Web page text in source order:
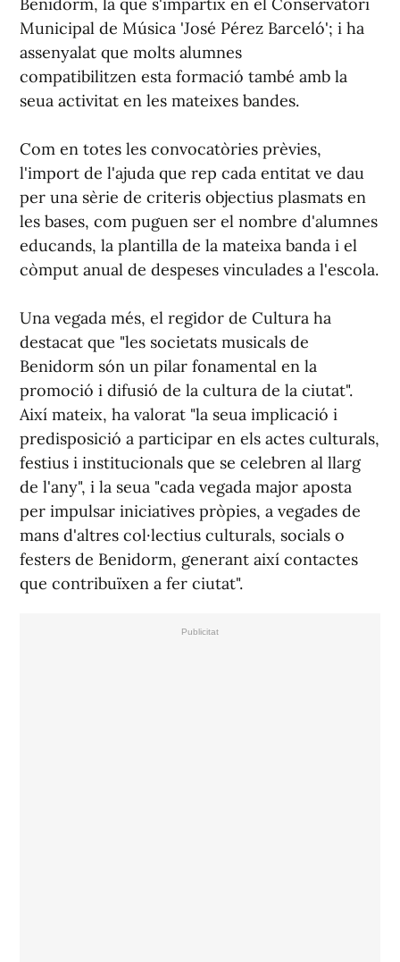
Benidorm, la que s'impartix en el Conservatori
Municipal de Música 'José Pérez Barceló'; i ha
assenyalat que molts alumnes
compatibilitzen esta formació també amb la
seua activitat en les mateixes bandes.
Com en totes les convocatòries prèvies,
l'import de l'ajuda que rep cada entitat ve dau
per una sèrie de criteris objectius plasmats en
les bases, com puguen ser el nombre d'alumnes
educands, la plantilla de la mateixa banda i el
còmput anual de despeses vinculades a l'escola.
Una vegada més, el regidor de Cultura ha
destacat que "les societats musicals de
Benidorm són un pilar fonamental en la
promoció i difusió de la cultura de la ciutat".
Així mateix, ha valorat "la seua implicació i
predisposició a participar en els actes culturals,
festius i institucionals que se celebren al llarg
de l'any", i la seua "cada vegada major aposta
per impulsar iniciatives pròpies, a vegades de
mans d'altres col·lectius culturals, socials o
festers de Benidorm, generant així contactes
que contribuïxen a fer ciutat".